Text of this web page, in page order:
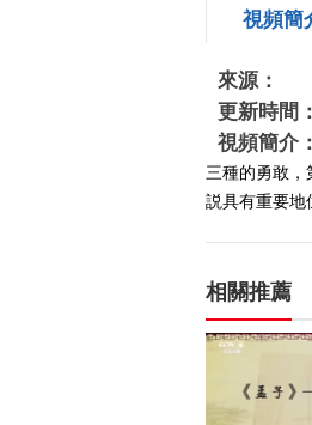
視頻簡
來源：
更新時間：
視頻簡介：
三種的勇敢
説具有重要地
相關推薦